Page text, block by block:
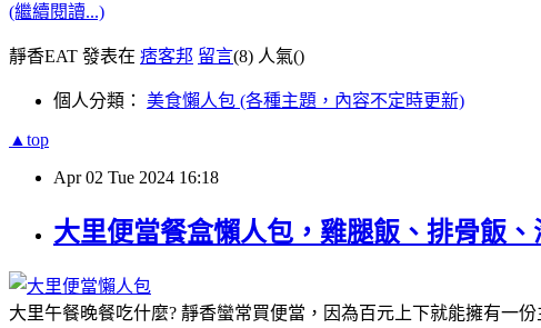
(繼續閱讀...)
靜香EAT 發表在 痞客邦 留言(8) 人氣()
個人分類： 美食懶人包 (各種主題，內容不定時更新)
▲top
Apr 02 Tue 2024 16:18
大里便當餐盒懶人包，雞腿飯、排骨飯
大里午餐晚餐吃什麼? 靜香蠻常買便當，因為百元上下就能擁有一